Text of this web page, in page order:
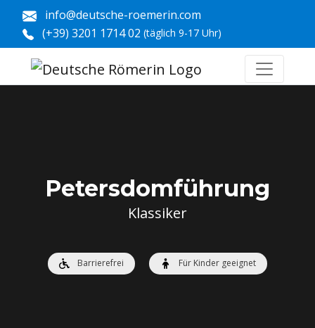
info@deutsche-roemerin.com
(+39) 3201 1714 02 (täglich 9-17 Uhr)
Petersdomführung
Klassiker
Barrierefrei Für Kinder geeignet